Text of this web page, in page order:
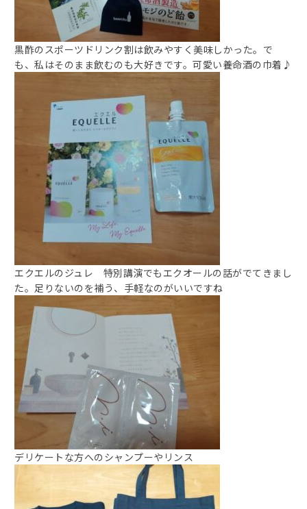
黒酢のスポーツドリンク割は飲みやすく美味しかった。で
も、私はそのまま飲むのも大好きです。可愛い養命酒の巾着♪
エクエルのジュレ 特別講演でもエクオールの話がでてきまし
た。足りないのを補う、手軽なのがいいですね
デリケートな方へのシャンプーやリンス